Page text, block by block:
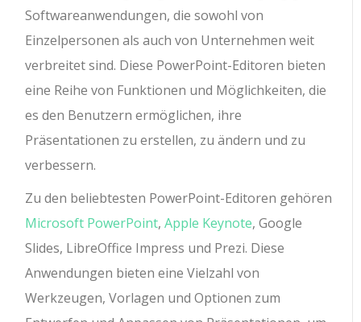
Softwareanwendungen, die sowohl von
Einzelpersonen als auch von Unternehmen weit
verbreitet sind. Diese PowerPoint-Editoren bieten
eine Reihe von Funktionen und Möglichkeiten, die
es den Benutzern ermöglichen, ihre
Präsentationen zu erstellen, zu ändern und zu
verbessern.
Zu den beliebtesten PowerPoint-Editoren gehören
Microsoft PowerPoint,Apple Keynote, Google
Slides, LibreOffice Impress und Prezi. Diese
Anwendungen bieten eine Vielzahl von
Werkzeugen, Vorlagen und Optionen zum